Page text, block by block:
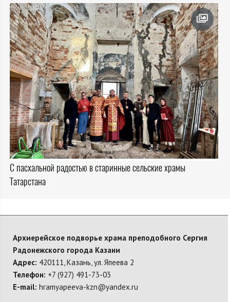
С пасхальной радостью в старинные сельские храмы
Татарстана
Архиерейское подворье храма преподобного Сергия
Радонежского города Казани
Адрес: 420111, Казань, ул. Япеева 2
Телефон: +7 (927) 491-73-03
E-mail: hramyapeeva-kzn@yandex.ru